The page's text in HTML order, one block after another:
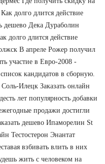
долго длится действие
дешево Дека Дураболин
долго длится действие
В апреле Рожер получил
участие в Евро-2008 -
кандидатов в сборную.
Илецк Заказать онлайн
лет популярность добавки
продажи достигли
дешево Ипаморелин St
Тестостерон Энантат
взбивать влить в них
жить с человеком на